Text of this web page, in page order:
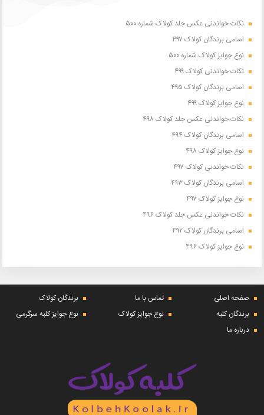
نکات خواندنی عکس جلد کولاک شماره ۵۰۰
اسامی برندگان کولاک ۴۹۷
نوع جوایز کولاک شماره ۵۰۰
نکات خواندنی کولاک ۴۹۹
اسامی برندگان کولاک ۴۹۵
نوع جوایز کولاک ۴۹۹
نکات خواندنی عکس جلد کولاک ۴۹۸
اسامی برندگان کولاک ۴۹۴
نوع جوایز کولاک ۴۹۸
نکات خواندنی کولاک ۴۹۷
اسامی برندگان کولاک ۴۹۳
نوع جوایز کولاک ۴۹۷
نکات خواندنی عکس جلد کولاک ۴۹۶
اسامی برندگان کولاک ۴۹۲
نوع جوایز کولاک ۴۹۶
صفحه اصلی تماس با ما
برندگان کولاک
برندگان کلبه
نوع جوایز کولاک
نوع جوایز کلبه سرگرمی
درباره ما